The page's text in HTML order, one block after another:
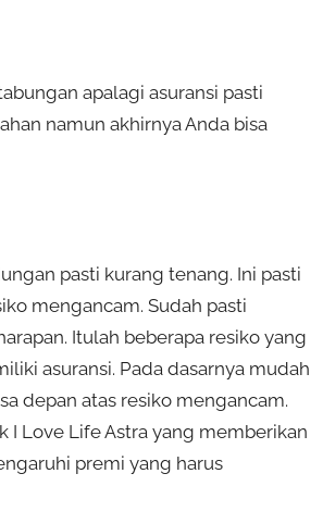
apalagi asuransi pasti
namun akhirnya Anda bisa
pasti kurang tenang. Ini pasti
mengancam. Sudah pasti
Itulah beberapa resiko yang
asuransi. Pada dasarnya mudah
depan atas resiko mengancam.
I Love Life Astra yang memberikan
premi yang harus